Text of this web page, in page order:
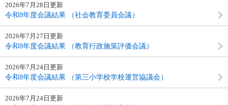
2026年7月28日更新
令和8年度会議結果 （社会教育委員会議）
2026年7月27日更新
令和8年度会議結果 （教育行政施策評価会議）
2026年7月24日更新
令和8年度会議結果 （第三小学校学校運営協議会）
2026年7月24日更新